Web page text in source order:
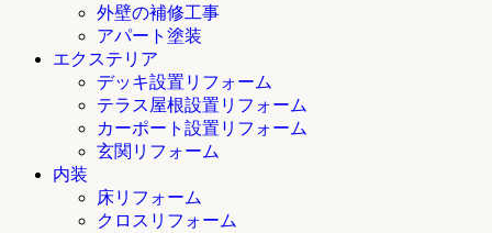
外壁の補修工事
アパート塗装
エクステリア
デッキ設置リフォーム
テラス屋根設置リフォーム
カーポート設置リフォーム
玄関リフォーム
内装
床リフォーム
クロスリフォーム